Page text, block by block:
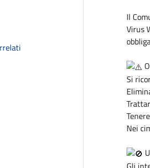
Il
Virus
Si
Nei